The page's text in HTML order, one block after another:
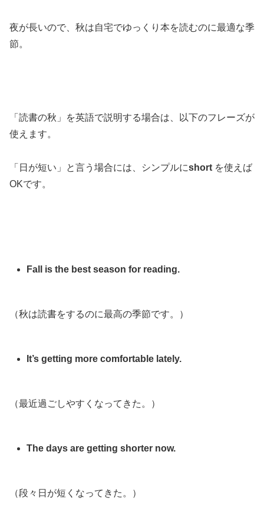
夜が長いので、秋は自宅でゆっくり本を読むのに最適な季
節。
「読書の秋」を英語で説明する場合は、以下のフレーズが
使えます。
「日が短い」と言う場合には、シンプルにshort を使えば
OKです。
Fall is the best season for reading.
（秋は読書をするのに最高の季節です。）
It’s getting more comfortable lately.
（最近過ごしやすくなってきた。）
The days are getting shorter now.
（段々日が短くなってきた。）